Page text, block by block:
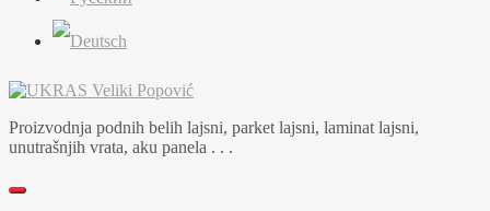
Proizvodnja podnih belih lajsni, parket lajsni, laminat lajsni,
unutrašnjih vrata, aku panela . . .